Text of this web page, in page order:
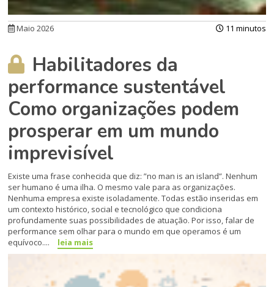
Maio 2026 11 minutos
Habilitadores da
performance sustentável
Como organizações podem
prosperar em um mundo
imprevisível
Existe uma frase conhecida que diz: ”no man is an island”. Nenhum
ser humano é uma ilha. O mesmo vale para as organizações.
Nenhuma empresa existe isoladamente. Todas estão inseridas em
um contexto histórico, social e tecnológico que condiciona
profundamente suas possibilidades de atuação. Por isso, falar de
performance sem olhar para o mundo em que operamos é um
equívoco....
leia mais